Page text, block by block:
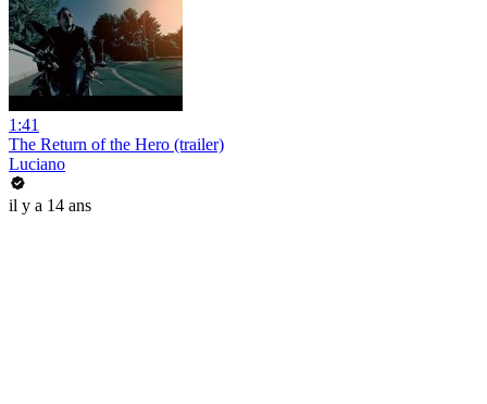
1:41
The Return of the Hero (trailer)
Luciano
il y a 14 ans